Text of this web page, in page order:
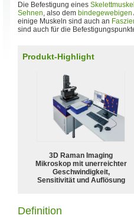
Die Befestigung eines
Sehnen, also dem bindegewebigen
einige Muskeln sind auch an
sind auch für die
Produkt-Highlight
3D Raman Imaging
Mikroskop mit unerreichter
Geschwindigkeit,
Sensitivität und Auflösung
Definition